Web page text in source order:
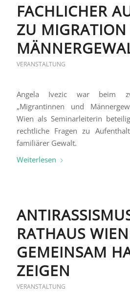
FACHLICHER
ZU
VERANSTALTUNG
Angela Ivezic war beim
„Migrantinnen und
Wien als Seminarleiterin
rechtliche Fragen zu
familiärer Gewalt.
Weiterlesen
RATHAUS
GEMEINSAM
ZEIGEN
VERANSTALTUNG